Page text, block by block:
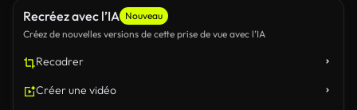
Recréez avec l’IA Nouveau
Créez de nouvelles versions de cette prise de vue avec l’IA
Recadrer
Créer une vidéo